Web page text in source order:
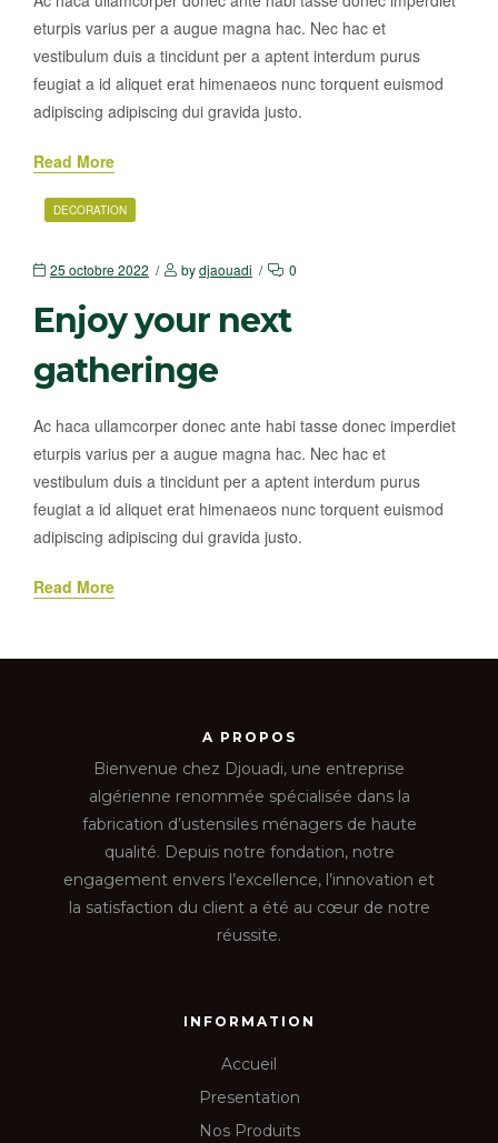
eturpis varius per a augue magna hac. Nec hac et
vestibulum duis a tincidunt per a aptent interdum purus
feugiat a id aliquet erat himenaeos nunc torquent euismod
adipiscing adipiscing dui gravida justo.
Read More
DECORATION
25 octobre 2022 bydjaouadi 0
Enjoy your next
gatheringe
Ac haca ullamcorper donec ante habi tasse donec imperdiet
eturpis varius per a augue magna hac. Nec hac et
vestibulum duis a tincidunt per a aptent interdum purus
feugiat a id aliquet erat himenaeos nunc torquent euismod
adipiscing adipiscing dui gravida justo.
Read More
A PROPOS
Bienvenue chez Djouadi, une entreprise
algérienne renommée spécialisée dans la
fabrication d’ustensiles ménagers de haute
qualité. Depuis notre fondation, notre
engagement envers l’excellence, l’innovation et
la satisfaction du client a été au cœur de notre
réussite.
INFORMATION
Accueil
Presentation
Nos Produits